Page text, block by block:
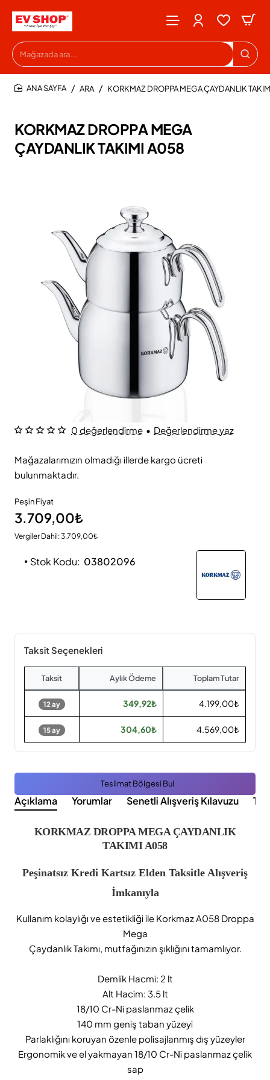
Mağazada
ara...
KORKMAZ DROPPA MEGA
ÇAYDANLIK TAKIMI A058
ARA KORKMAZ DROPPA MEGA ÇAYDANLIK
Mağazalarımızın olmadığı illerde kargo ücreti
bulunmaktadır.
0 değerlendirme • Değerlendirme yaz
Peşin Fiyat
3.709,00₺
Vergiler Dahil: 3.709,00₺
Stok Kodu: 03802096
Taksit Seçenekleri
Taksit Aylık Ödeme Toplam Tutar
12 ay 349,92₺ 4.199,00₺
15 ay 304,60₺ 4.569,00₺
Teslimat Bölgesi Bul
Açıklama Yorumlar Senetli Alışveriş Kılavuzu
KORKMAZ DROPPA MEGA ÇAYDANLIK
TAKIMI A058
Peşinatsız Kredi Kartsız Elden Taksitle Alışveriş
İmkanıyla
Kullanım kolaylığı ve estetikliği ile Korkmaz A058 Droppa
Mega
Çaydanlık Takımı, mutfağınızın şıklığını tamamlıyor.
Demlik Hacmi: 2 lt
Alt Hacim: 3.5 lt
18/10 Cr-Ni paslanmaz çelik
140 mm geniş taban yüzeyi
Parlaklığını koruyan özenle polisajlanmış dış yüzeyler
Ergonomik ve el yakmayan 18/10 Cr-Ni paslanmaz çelik
sap